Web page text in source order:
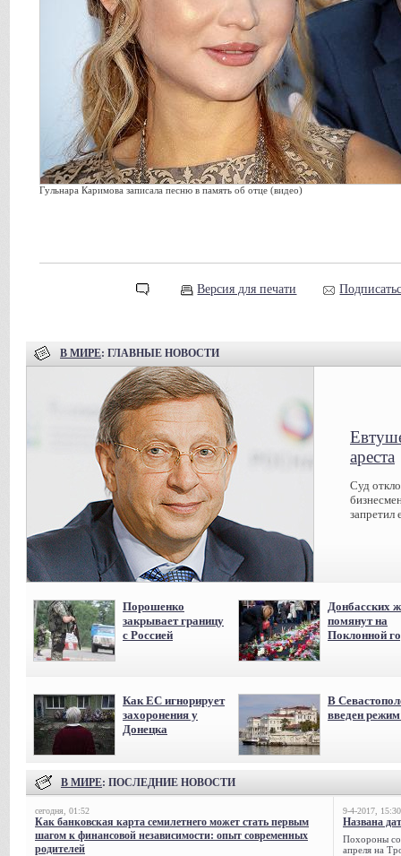
Гульнара Каримова записала песню в память об отце (видео)
Версия для печати
В МИРЕ: ГЛАВНЫЕ НОВОСТИ
ареста
Суд
запретил
Порошенко
закрывает границу
с Россией
Донбасских
помянут на
Поклонной
Как ЕС игнорирует
захоронения у
Донецка
В
введен
В МИРЕ: ПОСЛЕДНИЕ НОВОСТИ
сегодня, 01:52
Как банковская карта семилетнего может стать первым
шагом к финансовой независимости: опыт современных
родителей
9-4-2017, 15:30
Названа
Похороны
апреля на